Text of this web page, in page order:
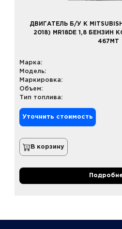
ДВИГАТЕЛЬ Б/У К
2018) MR18DE 1,8
467MT
Марка:
Модель:
Маркировка:
Объем:
Тип топлива:
Уточнить стоимость
В корзину